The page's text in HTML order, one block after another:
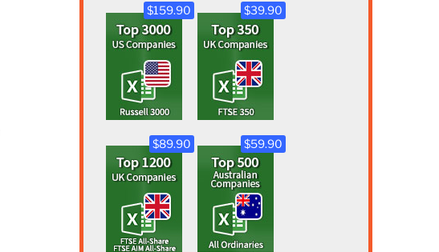
$159.90 $39.90
$89.90 $59.90